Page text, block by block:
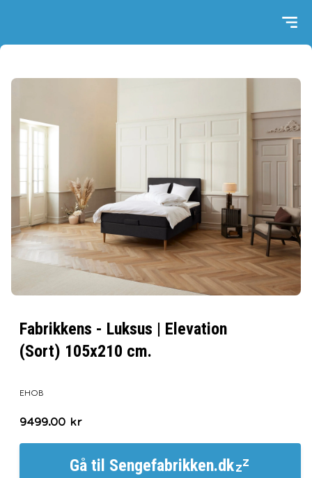
Fabrikkens - Luksus | Elevation
(Sort) 105x210 cm.
EHOB
9499.00 kr
Gå til Sengefabrikken.dk